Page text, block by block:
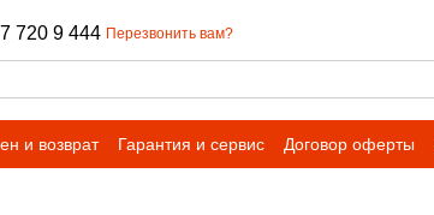
720 9 444 Перезвонить вам?
и возврат Гарантия и сервис Договор оферты